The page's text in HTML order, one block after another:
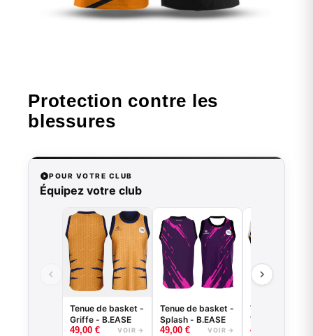
Protection contre les
blessures
POUR VOTRE CLUB
Équipez votre club
Tenue de basket -
Griffe - B.EASE
49,00 € VOIR →
Tenue de basket -
Splash - B.EASE
49,00 € VOIR →
Tenue de
Tiger - B.EASE
49,00